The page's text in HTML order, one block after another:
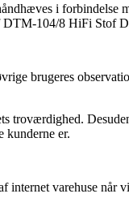
i
104/8 HiFi Stof
brugeres
troværdighed.
kunderne er.
varehuse